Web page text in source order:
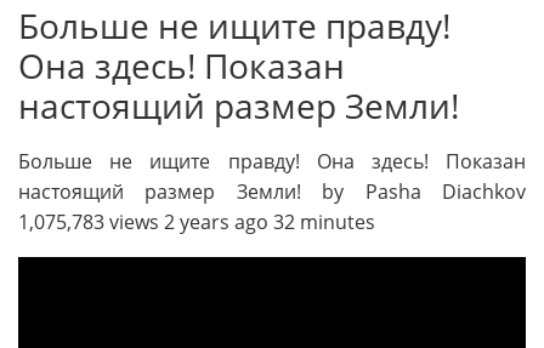
Больше не ищите правду!
Она здесь! Показан
настоящий размер Земли!
Больше не ищите правду! Она здесь! Показан
настоящий размер Земли! by Pasha Diachkov
1,075,783 views 2 years ago 32 minutes